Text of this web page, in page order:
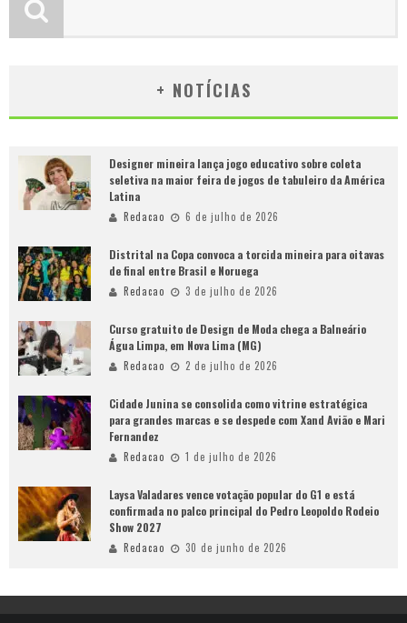
+ NOTÍCIAS
Designer mineira lança jogo educativo sobre coleta
seletiva na maior feira de jogos de tabuleiro da América
Latina
Redacao 6 de julho de 2026
Distrital na Copa convoca a torcida mineira para oitavas
de final entre Brasil e Noruega
Redacao 3 de julho de 2026
Curso gratuito de Design de Moda chega a Balneário
Água Limpa, em Nova Lima (MG)
Redacao 2 de julho de 2026
Cidade Junina se consolida como vitrine estratégica
para grandes marcas e se despede com Xand Avião e Mari
Fernandez
Redacao 1 de julho de 2026
Laysa Valadares vence votação popular do G1 e está
confirmada no palco principal do Pedro Leopoldo Rodeio
Show 2027
Redacao 30 de junho de 2026